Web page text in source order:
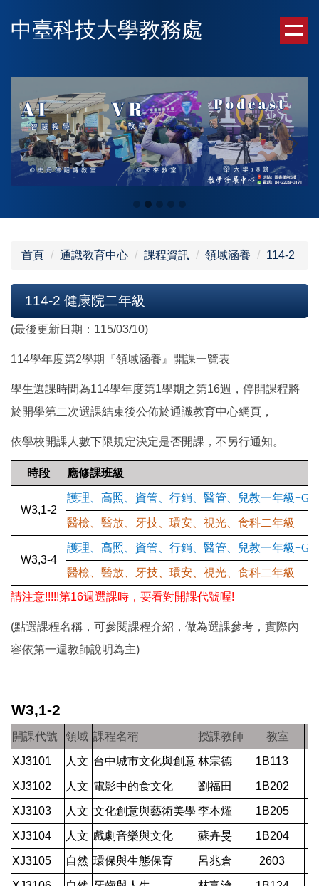
到
內
中臺科技大學教務處
首頁 通識教育中心 課程資訊 領域涵養 114-2
114-2 健康院二年級
(最後更新日期：115/03/10)
114學年度第2學期『領域涵養』開課一覽表
學生選課時間為114學年度第1學期之第16週，停開課程將
於開學第二次選課結束後公佈於通識教育中心網頁，
依學校開課人數下限規定決定是否開課，不另行通知。
時段 應修課班級
W3,1-2
護理、高照、資管、行銷、醫管、兒教一年級
醫檢、醫放、牙技、環安、視光、食科二年級
W3,3-4
護理、高照、資管、行銷、醫管、兒教一年級
醫檢、醫放、牙技、環安、視光、食科二年級
請注意!!!!!第16週選課時，要看對開課代號喔!
(點選課程名稱，可參閱課程介紹，做為選課參考，實際內
容依第一週教師說明為主)
W3,1-2
開課代號 領域 課程名稱 授課教師 教室
XJ3101 人文 台中城市文化與創意林宗德 1B113
XJ3102 人文 電影中的食文化 劉福田 1B202
XJ3103 人文 文化創意與藝術美學李本燿 1B205
XJ3104 人文 戲劇音樂與文化 蘇卉旻 1B204
XJ3105 自然 環保與生態保育 呂兆倉 2603